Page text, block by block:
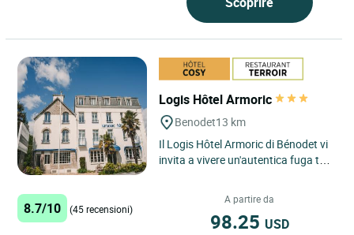
Logis Hôtel Armoric
Benodet13 km
Il Logis Hôtel Armoric di Bénodet vi
invita a vivere un'autentica fuga tra
8.7/10 (45 recensioni)
A partire da
98.25 USD